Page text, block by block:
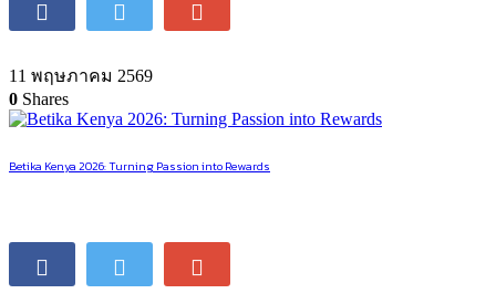
11 พฤษภาคม 2569
0 Shares
Betika Kenya 2026: Turning Passion into Rewards